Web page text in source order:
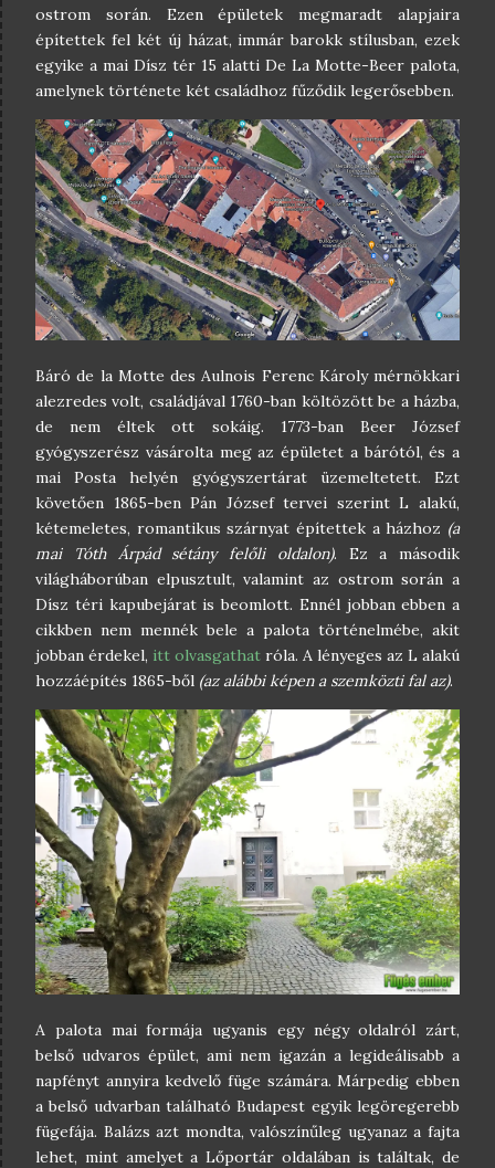
ostrom során. Ezen épületek megmaradt alapjaira
építettek fel két új házat, immár barokk stílusban, ezek
egyike a mai Dísz tér 15 alatti De La Motte-Beer palota,
amelynek története két családhoz fűződik legerősebben.
Báró de la Motte des Aulnois Ferenc Károly mérnökkari
alezredes volt, családjával 1760-ban költözött be a házba,
de nem éltek ott sokáig. 1773-ban Beer József
gyógyszerész vásárolta meg az épületet a bárótól, és a
mai Posta helyén gyógyszertárat üzemeltetett. Ezt
követően 1865-ben Pán József tervei szerint L alakú,
kétemeletes, romantikus szárnyat építettek a házhoz (a
mai Tóth Árpád sétány felőli oldalon). Ez a második
világháborúban elpusztult, valamint az ostrom során a
Dísz téri kapubejárat is beomlott. Ennél jobban ebben a
cikkben nem mennék bele a palota történelmébe, akit
jobban érdekel, itt olvasgathat róla. A lényeges az L alakú
hozzáépítés 1865-ből (az alábbi képen a szemközti fal az).
A palota mai formája ugyanis egy négy oldalról zárt,
belső udvaros épület, ami nem igazán a legideálisabb a
napfényt annyira kedvelő füge számára. Márpedig ebben
a belső udvarban található Budapest egyik legöregerebb
fügefája. Balázs azt mondta, valószínűleg ugyanaz a fajta
lehet, mint amelyet a Lőportár oldalában is találtak, de